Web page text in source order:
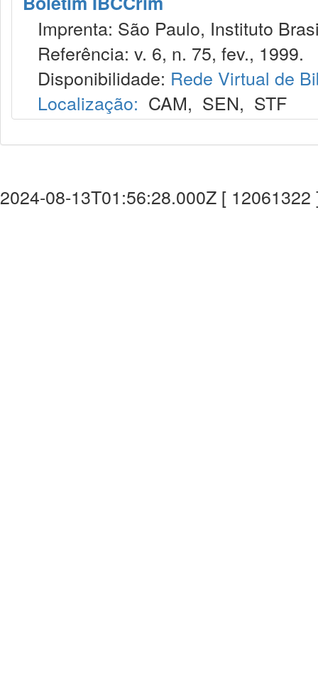
Imprenta: São Paulo, Instituto
Referência: v. 6, n. 75, fev., 1999.
Disponibilidade: Rede Virtual de
Localização: CAM, SEN, STF
2024-08-13T01:56:28.000Z [ 12061322